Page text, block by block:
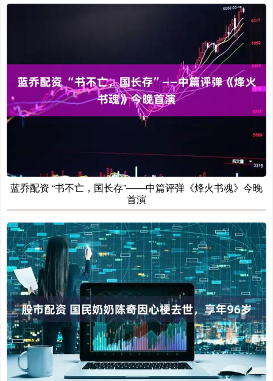
蓝乔配资 “书不亡，国长存”——中篇评弹《烽火书魂》今晚
首演